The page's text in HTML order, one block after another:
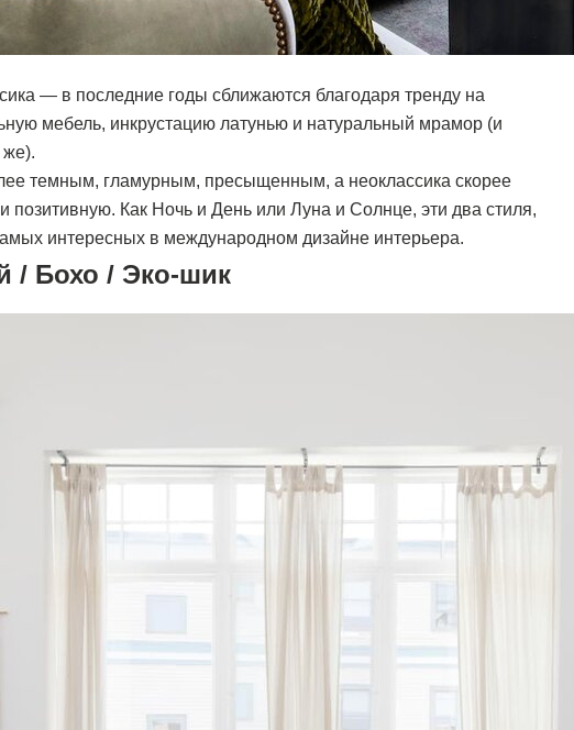
— в последние годы сближаются благодаря тренду на
мебель, инкрустацию латунью и натуральный мрамор (и
же).
темным, гламурным, пресыщенным, а неоклассика скорее
позитивную. Как Ночь и День или Луна и Солнце, эти два стиля,
интересных в международном дизайне интерьера.
/ Бохо / Эко-шик